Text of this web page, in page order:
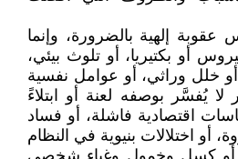
إلهية بالضرورة، وإنما
أو بكتيريا، أو تلوث بيئي،
خلل وراثي، أو عوامل نفسية
لا يُفسَّر بوصفه لعنة أو ابتلاءً
اقتصادية فاشلة، أو فساد
أو اختلالات بنيوية في النظام